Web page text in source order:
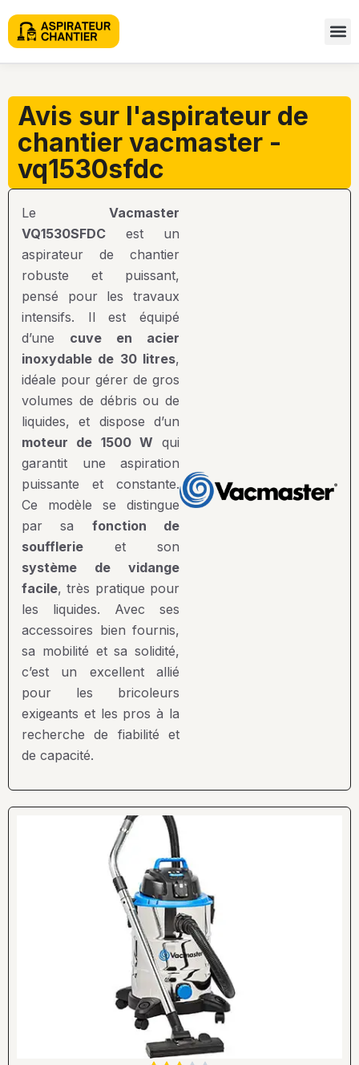
avis sur l'aspirateur de
chantier vacmaster -
vq1530sfdc
Le Vacmaster
VQ1530SFDC est un
aspirateur de chantier
robuste et puissant,
pensé pour les travaux
intensifs. Il est équipé
d’une cuve en acier
inoxydable de 30 litres,
idéale pour gérer de gros
volumes de débris ou de
liquides, et dispose d’un
moteur de 1500 W qui
garantit une aspiration
puissante et constante.
Ce modèle se distingue
par sa fonction de
soufflerie et son
système de vidange
facile, très pratique pour
les liquides. Avec ses
accessoires bien fournis,
sa mobilité et sa solidité,
c’est un excellent allié
pour les bricoleurs
exigeants et les pros à la
recherche de fiabilité et
de capacité.